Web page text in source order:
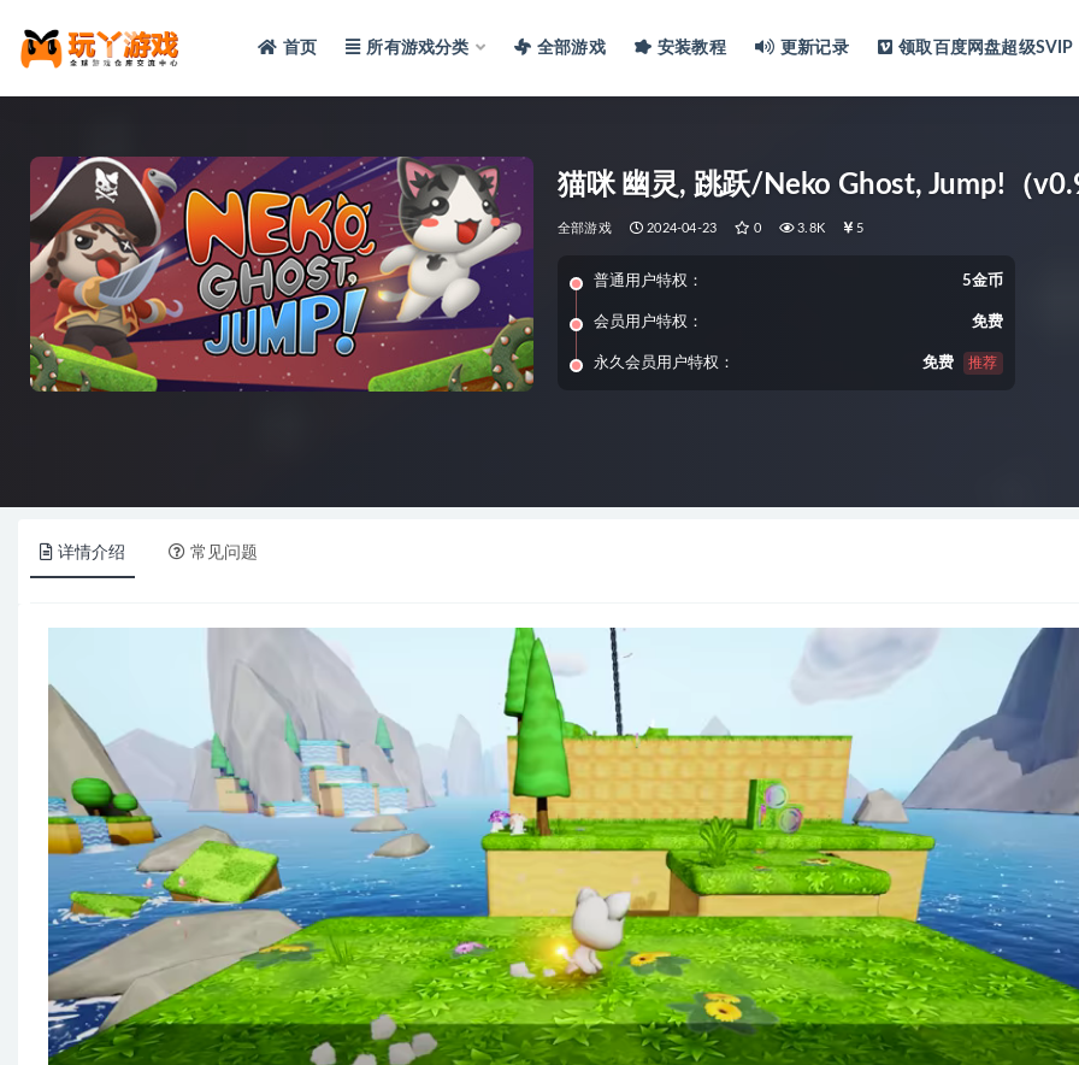
首页 所有游戏分类 全部游戏 安装教程 更新记录 领取百度网盘超级SVIP
猫咪 幽灵, 跳跃/Neko Ghost, Jump!（
全部游戏 2024-04-23 0 3.8K 5
普通用户特权： 5金币
会员用户特权： 免费
永久会员用户特权： 免费 推荐
详情介绍 常见问题